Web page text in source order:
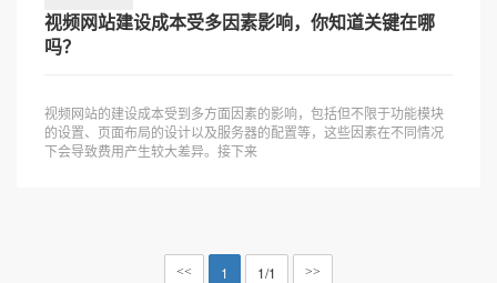
视频网站建设成本受多因素影响，你知道关键在哪
吗？
视频网站的建设成本受到多方面因素的影响，包括但不限于功能模块
的设置、页面布局的设计以及服务器的配置等，这些因素在不同情况
下会导致费用产生较大差异。接下来
<< 1 1/1 >>